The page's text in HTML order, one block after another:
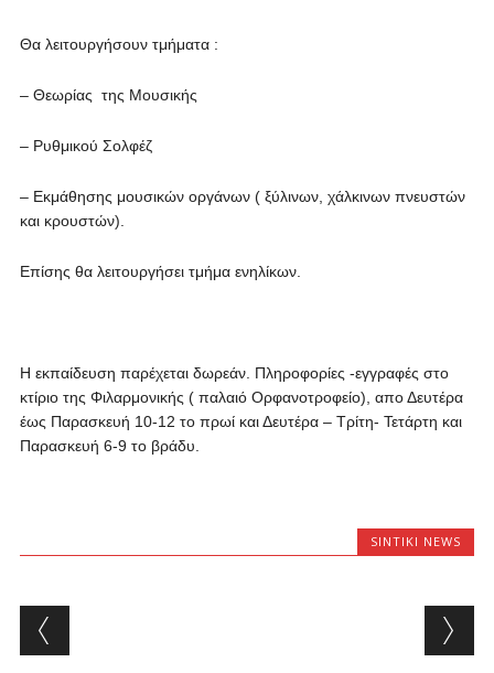
Θα λειτουργήσουν τμήματα :
– Θεωρίας της Μουσικής
– Ρυθμικού Σολφέζ
– Εκμάθησης μουσικών οργάνων ( ξύλινων, χάλκινων πνευστών
και κρουστών).
Επίσης θα λειτουργήσει τμήμα ενηλίκων.
Η εκπαίδευση παρέχεται δωρεάν. Πληροφορίες -εγγραφές στο
κτίριο της Φιλαρμονικής ( παλαιό Ορφανοτροφείο), απο Δευτέρα
έως Παρασκευή 10-12 το πρωί και Δευτέρα – Τρίτη- Τετάρτη και
Παρασκευή 6-9 το βράδυ.
SINTIKI NEWS
Post navigation